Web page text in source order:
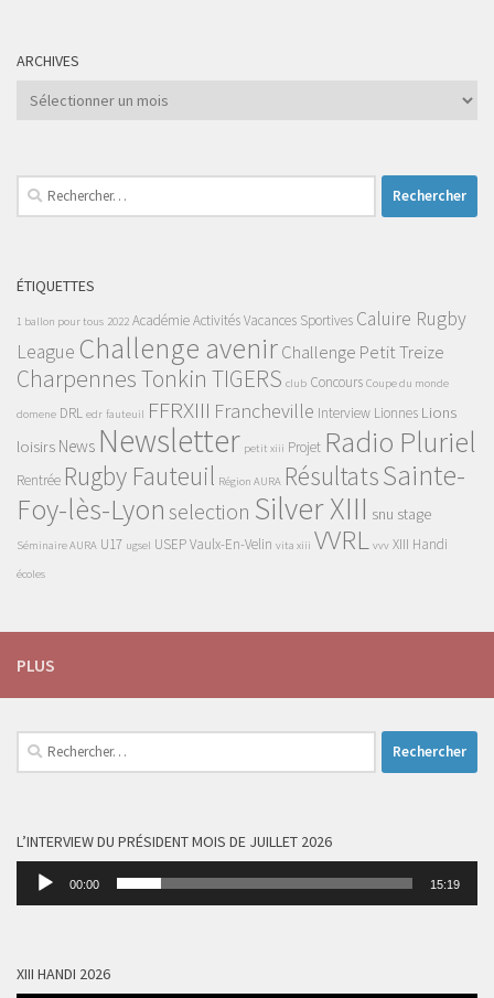
ARCHIVES
Archives
Rechercher :
ÉTIQUETTES
1 ballon pour tous 2022 AcadémieActivités Vacances Sportives Caluire Rugby
League Challenge avenirChallenge Petit Treize
Charpennes Tonkin TIGERS club Concours Coupe du monde
domene DRL edr fauteuil FFRXIII Francheville Interview Lionnes Lions
loisirs News Newsletter petit xiii Projet Radio Pluriel
Rentrée Rugby Fauteuil Région AURA RésultatsSainte-
Foy-lès-Lyon selection Silver XIII snu stage
Séminaire AURA U17 ugsel USEPVaulx-En-Velin vita xiii VVRL vvv XIII Handi
écoles
PLUS
Rechercher :
L’INTERVIEW DU PRÉSIDENT MOIS DE JUILLET 2026
Lecteur
00:00 15:19
XIII HANDI 2026